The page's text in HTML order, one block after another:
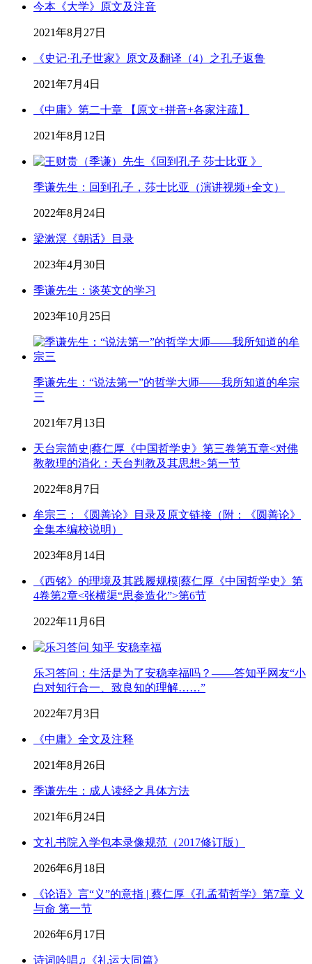
今本《大学》原文及注音
2021年8月27日
《史记·孔子世家》原文及翻译（4）之孔子返鲁
2021年7月4日
《中庸》第二十章 【原文+拼音+各家注疏】
2021年8月12日
季谦先生：回到孔子，莎士比亚（演讲视频+全文）
2022年8月24日
梁漱溟《朝话》目录
2023年4月30日
季谦先生：谈英文的学习
2023年10月25日
季谦先生：“说法第一”的哲学大师——我所知道的牟宗
三
2021年7月13日
天台宗简史|蔡仁厚《中国哲学史》第三卷第五章<对佛
教教理的消化：天台判教及其思想>第一节
2022年8月7日
牟宗三：《圆善论》目录及原文链接（附：《圆善论》
全集本编校说明）
2023年8月14日
《西铭》的理境及其践履规模|蔡仁厚《中国哲学史》第
4卷第2章<张横渠“思参造化”>第6节
2022年11月6日
乐习答问：生活是为了安稳幸福吗？——答知乎网友“小
白对知行合一、致良知的理解……”
2022年7月3日
《中庸》全文及注释
2021年8月26日
季谦先生：成人读经之具体方法
2021年6月24日
文礼书院入学包本录像规范（2017修订版）
2026年6月18日
《论语》言“义”的意指 | 蔡仁厚《孔孟荀哲学》第7章 义
与命 第一节
2026年6月17日
诗词吟唱♫《礼运大同篇》